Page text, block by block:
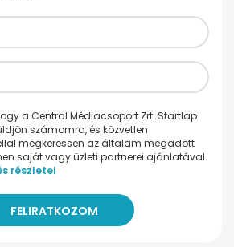
a Central Médiacsoport Zrt. Startlap
számomra, és közvetlen
megkeressen az általam megadott
saját vagy üzleti partnerei ajánlatával.
részletei